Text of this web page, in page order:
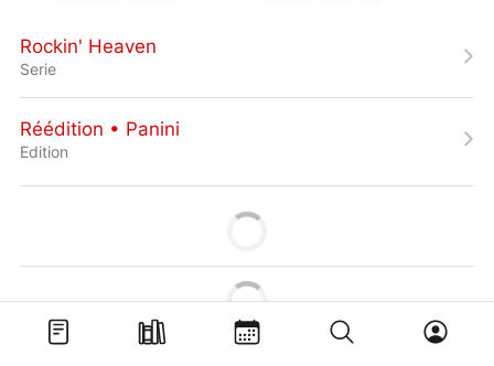
Rockin' Heaven
Serie
Réédition • Panini
Edition